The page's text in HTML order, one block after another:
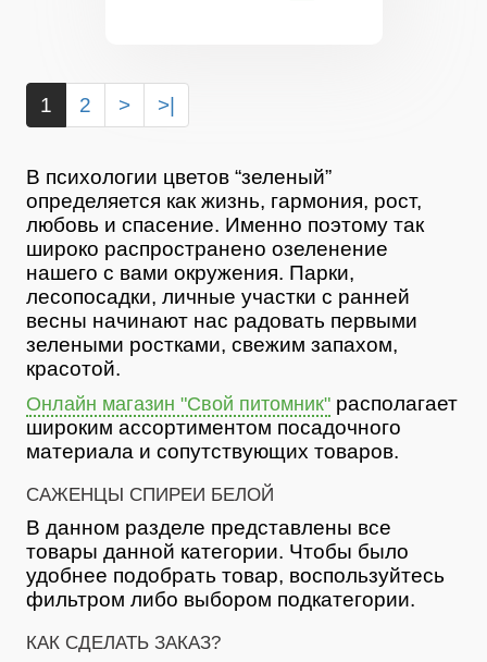
1 2 > >|
В психологии цветов “зеленый”
определяется как жизнь, гармония, рост,
любовь и спасение. Именно поэтому так
широко распространено озеленение
нашего с вами окружения. Парки,
лесопосадки, личные участки с ранней
весны начинают нас радовать первыми
зелеными ростками, свежим запахом,
красотой.
Онлайн магазин "Свой питомник" располагает
широким ассортиментом посадочного
материала и сопутствующих товаров.
САЖЕНЦЫ СПИРЕИ БЕЛОЙ
В данном разделе представлены все
товары данной категории. Чтобы было
удобнее подобрать товар, воспользуйтесь
фильтром либо выбором подкатегории.
КАК СДЕЛАТЬ ЗАКАЗ?